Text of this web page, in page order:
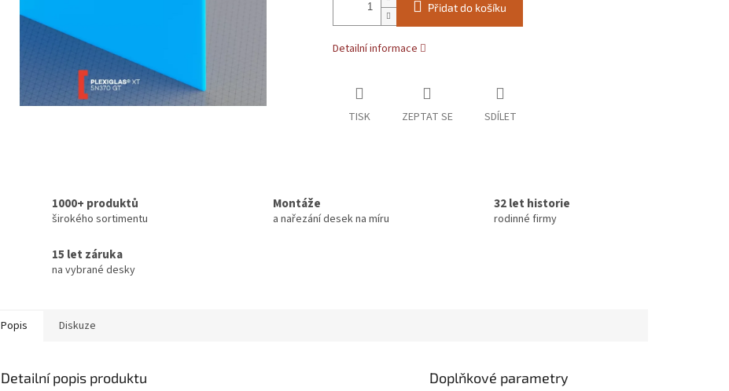
Přidat do košíku
Detailní informace
TISK ZEPTAT SE SDÍLET
1000+ produktů
širokého sortimentu
Montáže
a nařezání desek na míru
32 let historie
rodinné firmy
15 let záruka
na vybrané desky
Popis Diskuze
Detailní popis produktu Doplňkové parametry